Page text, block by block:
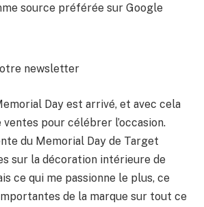
source préférée sur Google
newsletter
Day est arrivé, et avec cela
ventes pour célébrer l’occasion.
du Memorial Day de Target
sur la décoration intérieure de
ce qui me passionne le plus, ce
de la marque sur tout ce